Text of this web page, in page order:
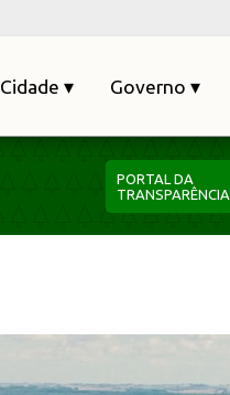
Cidade ▾ Governo ▾
PORTAL DA
TRANSPARÊNCIA